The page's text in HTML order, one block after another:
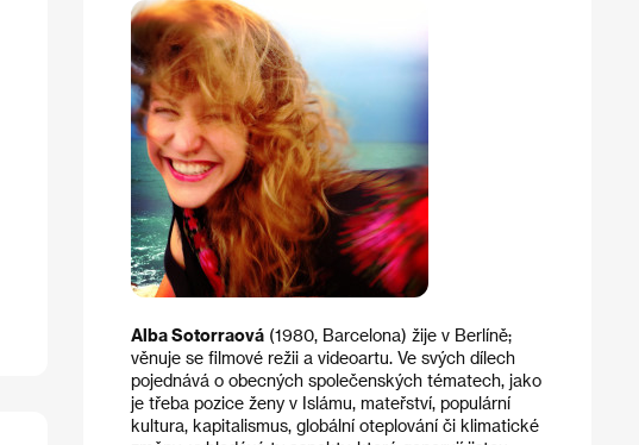
Alba Sotorraová(1980, Barcelona) žije v Berlíně;
věnuje se filmové režii a videoartu. Ve svých dílech
pojednává o obecných společenských tématech, jako
je třeba pozice ženy v Islámu, mateřství, populární
kultura, kapitalismus, globální oteplování či klimatické